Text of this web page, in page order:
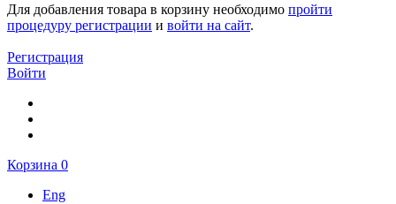
Для добавления товара в корзину необходимо пройти
процедуру регистрации и войти на сайт.
Регистрация
Войти
Корзина 0
Eng